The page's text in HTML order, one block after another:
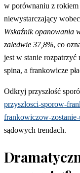
w porównaniu z rokiem
niewystarczający
Wskaźnik opanowania
zaledwie 37,8%, co
jest w stanie rozpatrzyć
spina, a frankowicze
Odkryj przyszłość
przyszlosci-sporow-
frankowiczow-zostanie-
sądowych trendach.